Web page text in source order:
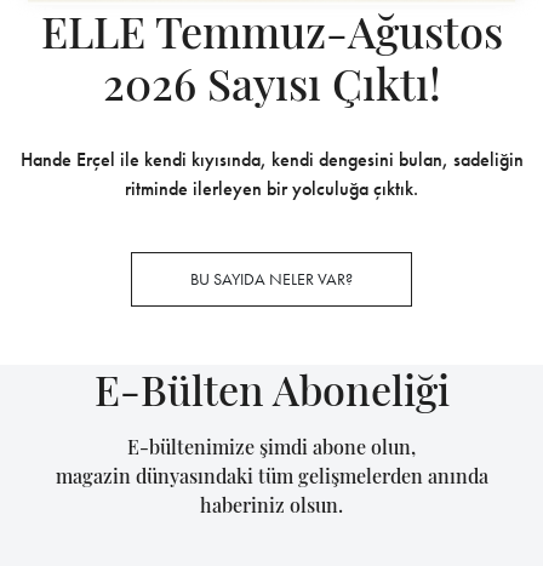
ELLE Temmuz-Ağustos
2026 Sayısı Çıktı!
Hande Erçel ile kendi kıyısında, kendi dengesini bulan, sadeliğin
ritminde ilerleyen bir yolculuğa çıktık.
BU SAYIDA NELER VAR?
E-Bülten Aboneliği
E-bültenimize şimdi abone olun,
magazin dünyasındaki tüm gelişmelerden anında
haberiniz olsun.